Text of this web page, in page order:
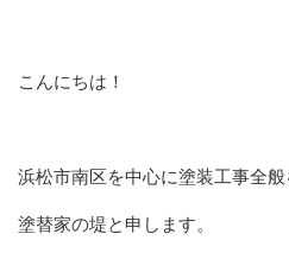
こんにちは！
浜松市南区を中心に塗装工事全般
塗替家の堤と申します。